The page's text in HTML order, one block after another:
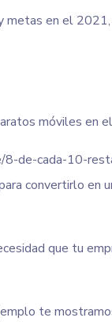
metas en el
móviles en
de-cada-10-
convertirlo en
que tu
te